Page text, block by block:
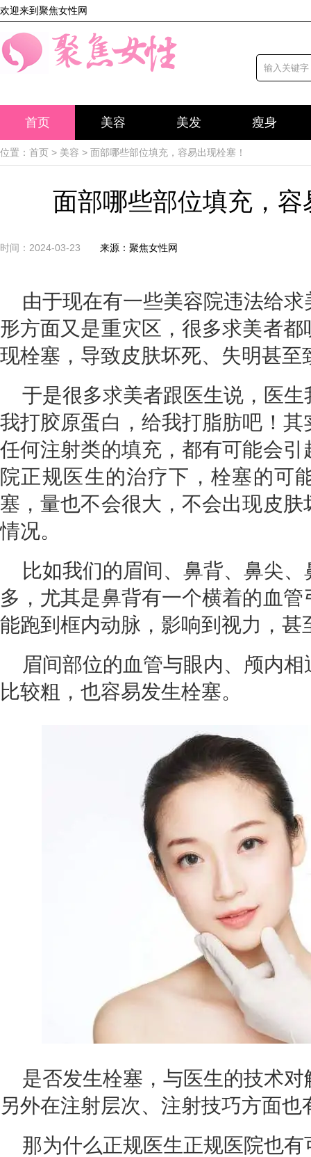
欢迎来到聚焦女性网
首页 美容 美发 瘦身
位置： 首页 > 美容 > 面部哪些部位填充，容易出现栓塞！
面部哪些部位填充，
时间：2024-03-23 来源：聚焦女性网
由于现在有一些美容院违法给
形方面又是重灾区，很多求美者
现栓塞，导致皮肤坏死、失明甚至
于是很多求美者跟医生说，医
我打胶原蛋白，给我打脂肪吧！
任何注射类的填充，都有可能会
院正规医生的治疗下，栓塞的可
塞，量也不会很大，不会出现皮
情况。
比如我们的眉间、鼻背、鼻尖
多，尤其是鼻背有一个横着的血
能跑到框内动脉，影响到视力，甚
眉间部位的血管与眼内、颅内
比较粗，也容易发生栓塞。
是否发生栓塞，与医生的技术
另外在注射层次、注射技巧方面也
那为什么正规医生正规医院也